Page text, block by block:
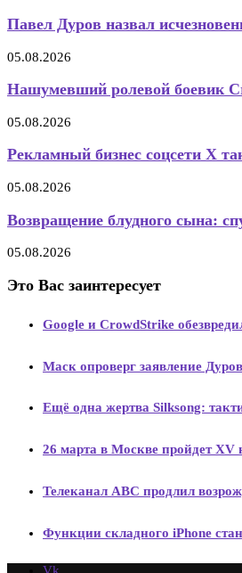
Павел Дуров назвал
05.08.2026
Нашумевший ролевой боевик
05.08.2026
Рекламный бизнес соцсети X
05.08.2026
Возвращение блудного сына:
05.08.2026
Это Вас заинтересует
Google и CrowdStrike
Маск опроверг заявление
Ещё одна жертва Silksong:
26 марта в Москве пройдет
Телеканал ABC продлил
Функции складного iPhone